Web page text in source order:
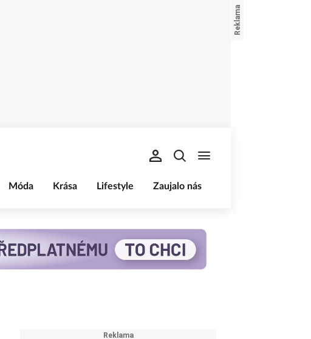
Móda Krása Lifestyle Zaujalo nás